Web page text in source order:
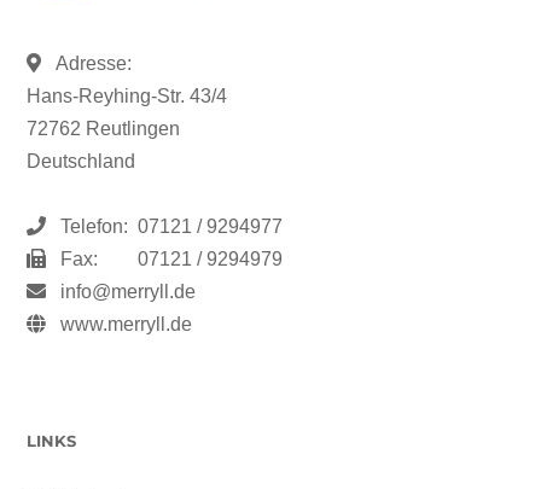
Adresse:
Hans-Reyhing-Str. 43/4
72762 Reutlingen
Deutschland
Telefon: 07121 / 9294977
Fax:
07121 / 9294979
info@merryll.de
www.merryll.de
LINKS